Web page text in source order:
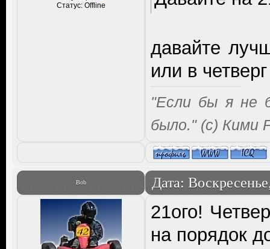
Статус: Offline
давайте
или в
"Если бы я не
было." (с) Кими
Bob Дата:
21ого!
на порядок